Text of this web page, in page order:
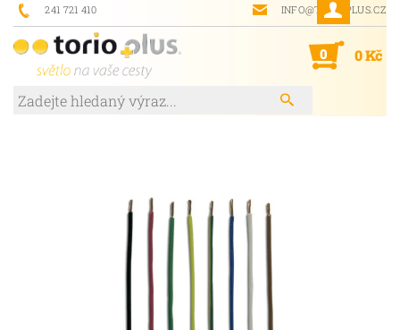
241 721 410 INFO@TORIOPLUS.CZ
0 0 Kč